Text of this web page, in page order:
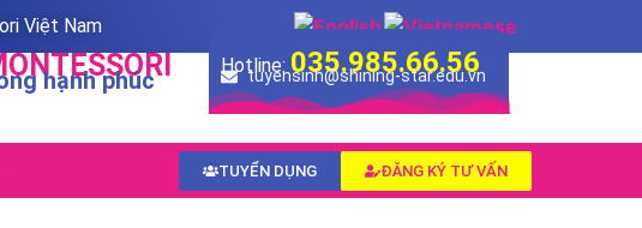
Việt Nam
hạnh phúc
Hotline: 035.985.66.56
tuyensinh@shining-star.edu.vn
ĐĂNG KÝ TƯ VẤN
TUYỂN DỤNG